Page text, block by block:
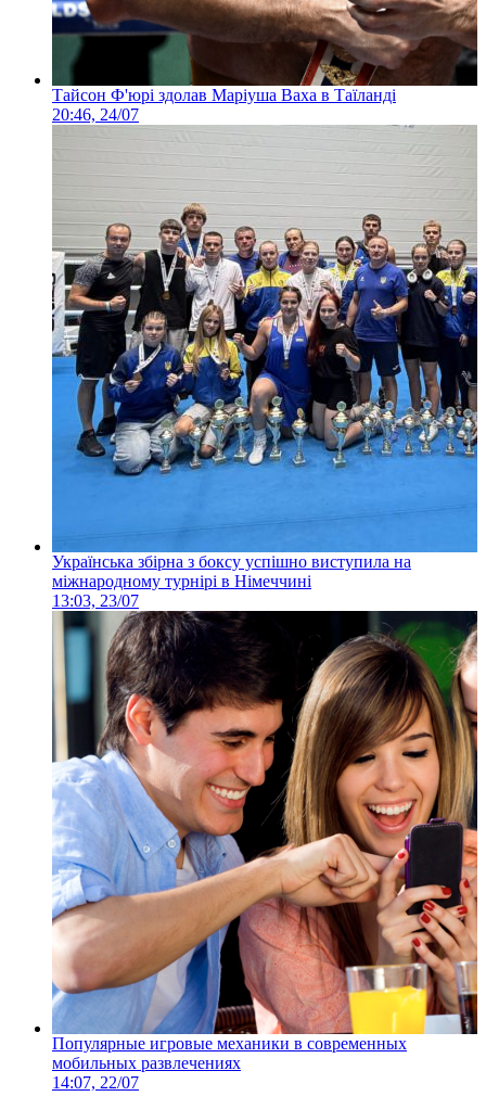
Тайсон Ф'юрі здолав Маріуша Ваха в Таїланді
20:46, 24/07
Українська збірна з боксу успішно виступила на
міжнародному турнірі в Німеччині
13:03, 23/07
Популярные игровые механики в современных
мобильных развлечениях
14:07, 22/07